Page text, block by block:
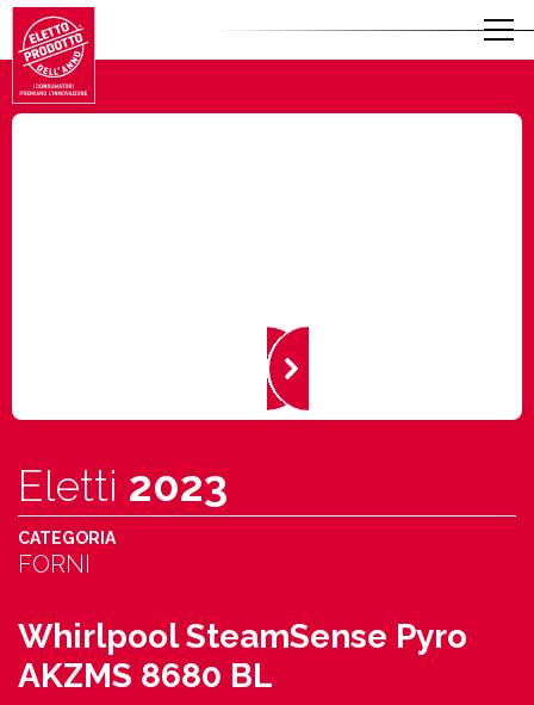
Eletti 2023
CATEGORIA
FORNI
Whirlpool SteamSense Pyro
AKZMS 8680 BL